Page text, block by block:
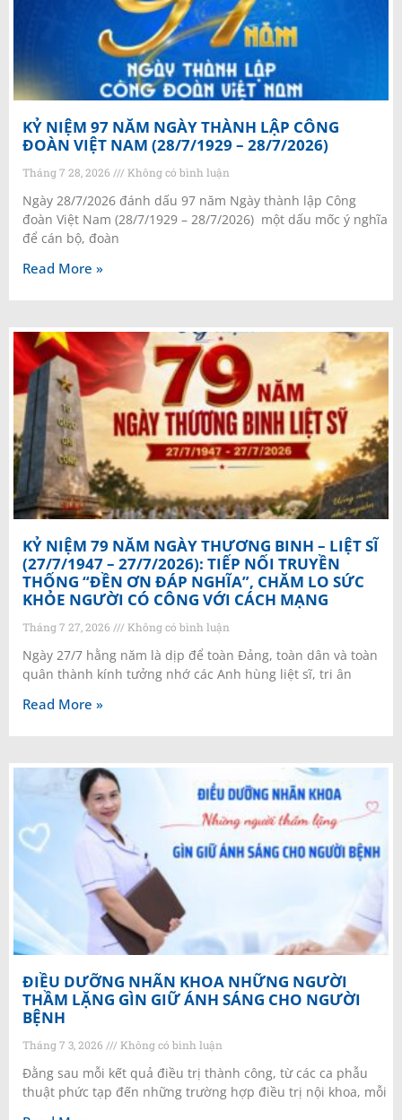
KỶ NIỆM 97 NĂM NGÀY THÀNH LẬP CÔNG
ĐOÀN VIỆT NAM (28/7/1929 – 28/7/2026)
Tháng 7 28, 2026 Không có bình luận
Ngày 28/7/2026 đánh dấu 97 năm Ngày thành lập Công
đoàn Việt Nam (28/7/1929 – 28/7/2026) một dấu mốc ý nghĩa
để cán bộ, đoàn
Read More »
KỶ NIỆM 79 NĂM NGÀY THƯƠNG BINH – LIỆT SĨ
(27/7/1947 – 27/7/2026): TIẾP NỐI TRUYỀN
THỐNG “ĐỀN ƠN ĐÁP NGHĨA”, CHĂM LO SỨC
KHỎE NGƯỜI CÓ CÔNG VỚI CÁCH MẠNG
Tháng 7 27, 2026 Không có bình luận
Ngày 27/7 hằng năm là dịp để toàn Đảng, toàn dân và toàn
quân thành kính tưởng nhớ các Anh hùng liệt sĩ, tri ân
Read More »
ĐIỀU DƯỠNG NHÃN KHOA NHỮNG NGƯỜI
THẦM LẶNG GÌN GIỮ ÁNH SÁNG CHO NGƯỜI
BỆNH
Tháng 7 3, 2026 Không có bình luận
Đằng sau mỗi kết quả điều trị thành công, từ các ca phẫu
thuật phức tạp đến những trường hợp điều trị nội khoa, mỗi